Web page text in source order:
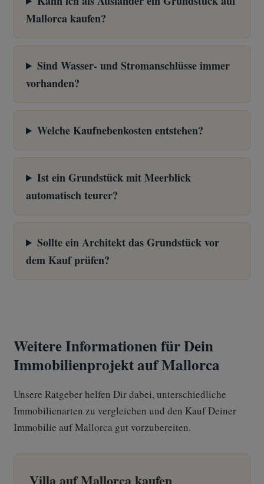
Mallorca kaufen?
Sind Wasser- und Stromanschlüsse immer
vorhanden?
Welche Kaufnebenkosten entstehen?
Ist ein Grundstück mit Meerblick
automatisch teurer?
Sollte ein Architekt das Grundstück vor
dem Kauf prüfen?
Weitere Informationen für Dein
Immobilienprojekt auf Mallorca
Unsere Ratgeber helfen Dir dabei, unterschiedliche
Immobilienarten zu vergleichen und den Kauf Deiner
Immobilie auf Mallorca gut vorzubereiten.